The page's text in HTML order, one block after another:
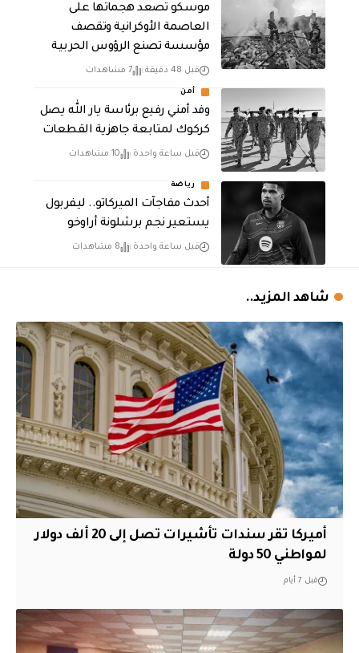
موسكو تصعد هجماتها على
العاصمة الأوكرانية وتقصف
مؤسسة تصنع الرؤوس الحربية
قبل 48 دقيقة 7 مشاهدات
أمن
وفد أمني رفيع برئاسة يار الله يصل
كركوك لمتابعة جاهزية القطعات
قبل ساعة واحدة 10 مشاهدات
رياضة
أحدث مفاجآت الميركاتو.. ليفربول
يستعير نجم برشلونة أراوخو
قبل ساعة واحدة 8 مشاهدات
شاهد المزيد..
أميركا تقر سندات تأشيرات تصل إلى 20 ألف دولار
لمواطني 50 دولة
قبل 7 أيام